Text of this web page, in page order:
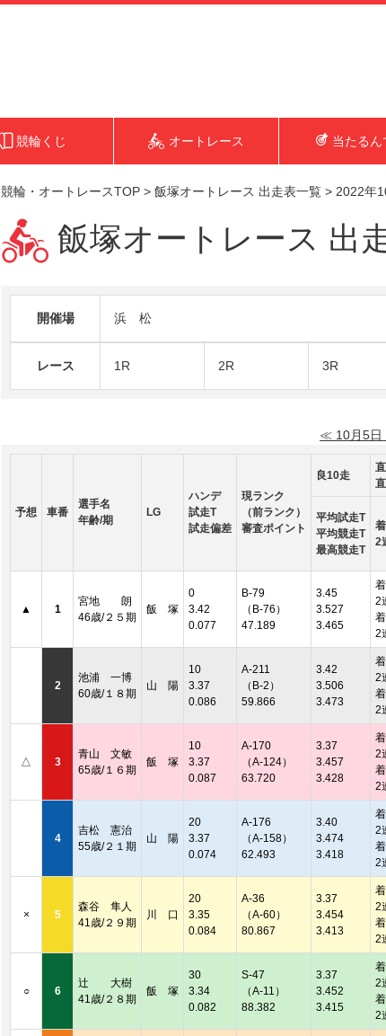
競輪くじ オートレース 当たるん
競輪・オートレースTOP > 飯塚オートレース 出走表一覧 > 2022年
飯塚オートレース 出
開催場 浜 松
レース 1R 2R 3R
≪ 10月5日
予想 車番
選手名
年齢/期
LG
ハンデ
試走T
試走偏差
現ランク
（前ランク）
審査ポイント
良10走
平均試走T
平均競走T
最高競走T
2
▲ 1
宮地 朗
46歳/２５期
飯 塚
0
3.42
0.077
B-79
（B-76）
47.189
3.45
3.527
3.465
2
2
2
池浦 一博
60歳/１８期
山 陽
10
3.37
0.086
A-211
（B-2）
59.866
3.42
3.506
3.473
2
2
△ 3
青山 文敏
65歳/１６期
飯 塚
10
3.37
0.087
A-170
（A-124）
63.720
3.37
3.457
3.428
2
2
4
吉松 憲治
55歳/２１期
山 陽
20
3.37
0.074
A-176
（A-158）
62.493
3.40
3.474
3.418
2
2
× 5
森谷 隼人
41歳/２９期
川 口
20
3.35
0.084
A-36
（A-60）
80.867
3.37
3.454
3.413
2
2
○ 6
辻 大樹
41歳/２８期
飯 塚
30
3.34
0.082
S-47
（A-11）
88.382
3.37
3.452
3.415
2
2